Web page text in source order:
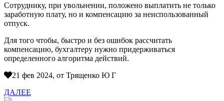
Сотруднику, при увольнении, положено выплатить не только
заработную плату, но и компенсацию за неиспользованный
отпуск.
Для того чтобы, быстро и без ошибок рассчитать
компенсацию, бухгалтеру нужно придерживаться
определенного алгоритма действий.
21 фев 2024, от Трященко Ю Г
ДАЛЕЕ